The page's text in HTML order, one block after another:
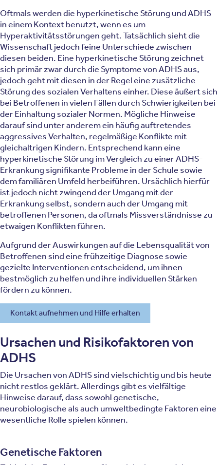
Oftmals werden die hyperkinetische Störung und ADHS
in einem Kontext benutzt, wenn es um
Hyperaktivitätsstörungen geht. Tatsächlich sieht die
Wissenschaft jedoch feine Unterschiede zwischen
diesen beiden. Eine hyperkinetische Störung zeichnet
sich primär zwar durch die Symptome von ADHS aus,
jedoch geht mit diesen in der Regel eine zusätzliche
Störung des sozialen Verhaltens einher. Diese äußert sich
bei Betroffenen in vielen Fällen durch Schwierigkeiten bei
der Einhaltung sozialer Normen. Mögliche Hinweise
darauf sind unter anderem ein häufig auftretendes
aggressives Verhalten, regelmäßige Konflikte mit
gleichaltrigen Kindern. Entsprechend kann eine
hyperkinetische Störung im Vergleich zu einer ADHS-
Erkrankung signifikante Probleme in der Schule sowie
dem familiären Umfeld herbeiführen. Ursächlich hierfür
ist jedoch nicht zwingend der Umgang mit der
Erkrankung selbst, sondern auch der Umgang mit
betroffenen Personen, da oftmals Missverständnisse zu
etwaigen Konflikten führen.
Aufgrund der Auswirkungen auf die Lebensqualität von
Betroffenen sind eine frühzeitige Diagnose sowie
gezielte Interventionen entscheidend, um ihnen
bestmöglich zu helfen und ihre individuellen Stärken
fördern zu können.
Kontakt aufnehmen und Hilfe erhalten
Ursachen und Risikofaktoren von
ADHS
Die Ursachen von ADHS sind vielschichtig und bis heute
nicht restlos geklärt. Allerdings gibt es vielfältige
Hinweise darauf, dass sowohl genetische,
neurobiologische als auch umweltbedingte Faktoren eine
wesentliche Rolle spielen können.
Genetische Faktoren